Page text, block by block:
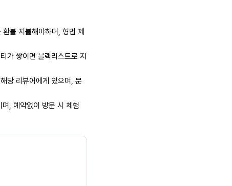
불 지불해야하며, 형법 제
가 쌓이면 블랙리스트로 지
당 리뷰어에게 있으며, 문
, 예약없이 방문 시 체험